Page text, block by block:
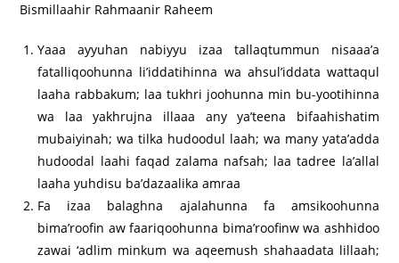
Bismillaahir Rahmaanir Raheem
Yaaa ayyuhan nabiyyu izaa tallaqtummun nisaaa’a
fatalliqoohunna li’iddatihinna wa ahsul’iddata wattaqul
laaha rabbakum; laa tukhri joohunna min bu-yootihinna
wa laa yakhrujna illaaa any ya’teena bifaahishatim
mubaiyinah; wa tilka hudoodul laah; wa many yata’adda
hudoodal laahi faqad zalama nafsah; laa tadree la’allal
laaha yuhdisu ba’dazaalika amraa
Fa izaa balaghna ajalahunna fa amsikoohunna
bima’roofin aw faariqoohunna bima’roofinw wa ashhidoo
zawai ‘adlim minkum wa aqeemush shahaadata lillaah;